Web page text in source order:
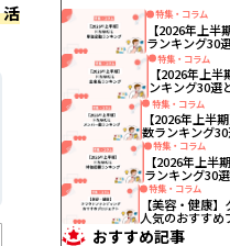
特集・コラム
【2026年上
ランキング30
特集・コラム
【2026年上
ンキング30選
特集・コラム
【2026年上半
数ランキング
特集・コラム
【2026年上半
ランキング30
特集・コラム
【美容・健康
人気のおすすめ
おすすめ記事